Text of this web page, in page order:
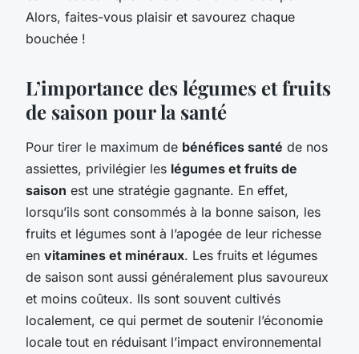
Alors, faites-vous plaisir et savourez chaque
bouchée !
L’importance des légumes et fruits
de saison pour la santé
Pour tirer le maximum de bénéfices santé de nos
assiettes, privilégier les légumes et fruits de
saison est une stratégie gagnante. En effet,
lorsqu’ils sont consommés à la bonne saison, les
fruits et légumes sont à l’apogée de leur richesse
en vitamines et minéraux. Les fruits et légumes
de saison sont aussi généralement plus savoureux
et moins coûteux. Ils sont souvent cultivés
localement, ce qui permet de soutenir l’économie
locale tout en réduisant l’impact environnemental